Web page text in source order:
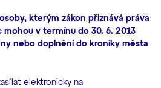
kterým zákon přiznává práva
mohou v termínu do 30. 6. 2013
nebo doplnění do kroniky města
elektronicky na